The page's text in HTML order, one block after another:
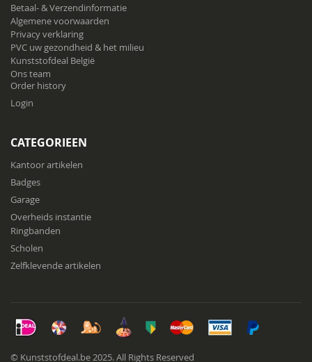
Betaal- & Verzendinformatie
Algemene voorwaarden
Privacy verklaring
PVC uw gezondheid & het milieu
Kunststofdeal België
Ons team
Order history
Login
CATEGORIEEN
Kantoor artikelen
Badges
Garage
Overheids instantie
Ringbanden
Scholen
Zelfklevende artikelen
© Kunststofdeal.be 2025. All Rights Reserved